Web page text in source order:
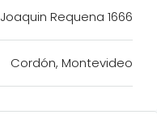
Joaquin Requena 1666
Cordón, Montevideo